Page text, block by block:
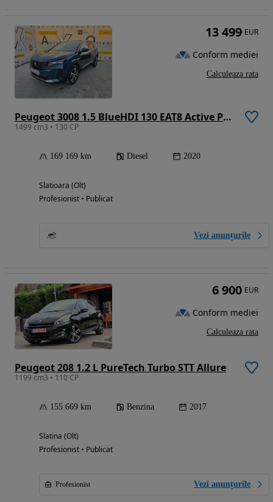
Peugeot 3008 1.5 BlueHDI 130 EAT8 Active Pack
1499 cm3 • 130 CP
169 169 km Diesel 2020
Slatioara (Olt)
Profesionist • Publicat
Vezi anunțurile
13 499 EUR
Conform mediei
Calculeaza rata
Peugeot 208 1.2 L PureTech Turbo STT Allure
1199 cm3 • 110 CP
155 669 km Benzina 2017
Slatina (Olt)
Profesionist • Publicat
Profesionist Vezi anunțurile
6 900 EUR
Conform mediei
Calculeaza rata